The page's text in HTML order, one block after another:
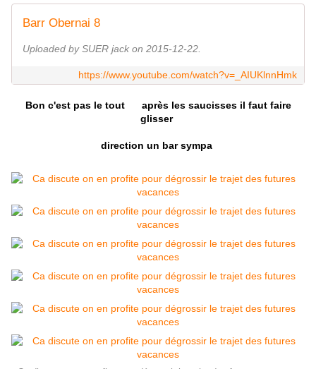
Barr Obernai 8
Uploaded by SUER jack on 2015-12-22.
https://www.youtube.com/watch?v=_AIUKlnnHmk
Bon c'est pas le tout après les saucisses il faut faire
glisser
direction un bar sympa